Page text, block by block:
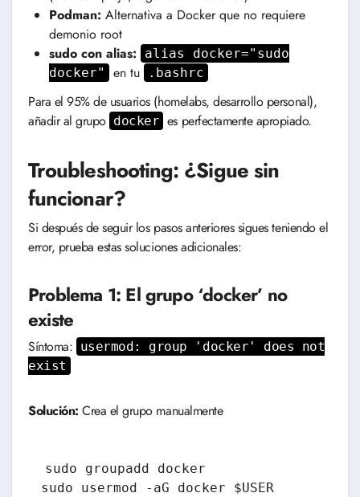
Podman: Alternativa a Docker que no requiere
demonio root
sudo con alias:
alias docker="sudo
docker"
en tu .bashrc
Para el 95% de usuarios (homelabs, desarrollo personal),
añadir al grupo docker es perfectamente apropiado.
Troubleshooting: ¿Sigue sin
funcionar?
Si después de seguir los pasos anteriores sigues teniendo el
error, prueba estas soluciones adicionales:
Problema 1: El grupo ‘docker’ no
existe
Síntoma: usermod: group 'docker' does not
exist
Solución: Crea el grupo manualmente
sudo groupadd docker
sudo usermod -aG docker $USER